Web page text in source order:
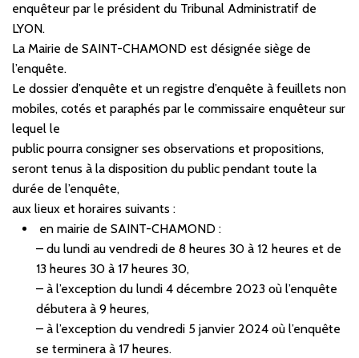
enquêteur par le président du Tribunal Administratif de
LYON.
La Mairie de SAINT-CHAMOND est désignée siège de
l’enquête.
Le dossier d’enquête et un registre d’enquête à feuillets non
mobiles, cotés et paraphés par le commissaire enquêteur sur
lequel le
public pourra consigner ses observations et propositions,
seront tenus à la disposition du public pendant toute la
durée de l’enquête,
aux lieux et horaires suivants :
en mairie de SAINT-CHAMOND :
– du lundi au vendredi de 8 heures 30 à 12 heures et de
13 heures 30 à 17 heures 30,
– à l’exception du lundi 4 décembre 2023 où l’enquête
débutera à 9 heures,
– à l’exception du vendredi 5 janvier 2024 où l’enquête
se terminera à 17 heures.